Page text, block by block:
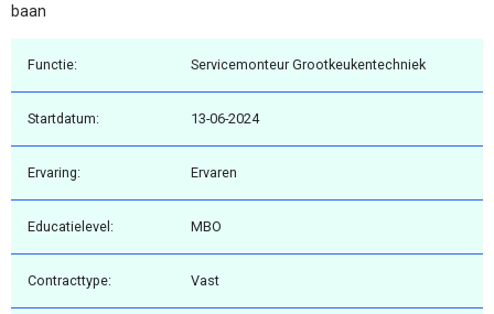
baan
Functie: Servicemonteur Grootkeukentechniek
Startdatum: 13-06-2024
Ervaring: Ervaren
Educatielevel: MBO
Contracttype: Vast